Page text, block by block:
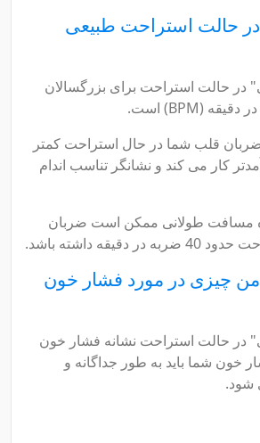
حالت استراحت طبیعی
حالت استراحت برای بزرگسالان
قلب شما در حال استراحت کمتر
کار می کند و نشانگر تناسب اندام
مسافت طولانی ممکن است ضربان
داشته باشد.
من چیزی در مورد فشار خون
در حالت استراحت نشانه فشار خون
شما باید به طور جداگانه و
شود.